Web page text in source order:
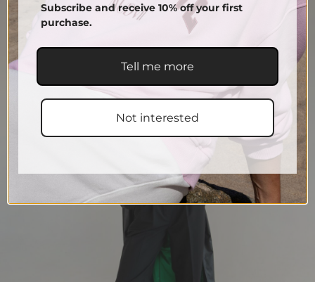
Subscribe and receive 10% off your first
purchase.
Tell me more
Not interested